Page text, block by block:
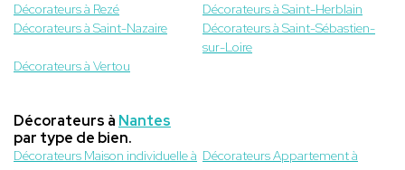
Décorateurs à Rezé
Décorateurs à Saint-Herblain
Décorateurs à Saint-Nazaire
Décorateurs à Saint-Sébastien-
sur-Loire
Décorateurs à Vertou
Décorateurs à Nantes
par type de bien.
Décorateurs Maison individuelle à Décorateurs Appartement à